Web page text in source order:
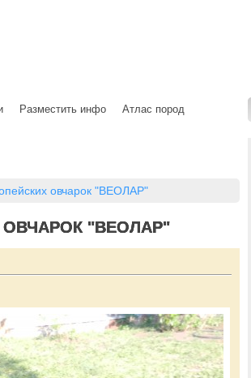
Разместить инфо Атлас пород
овчарок "ВЕОЛАР"
"ВЕОЛАР"